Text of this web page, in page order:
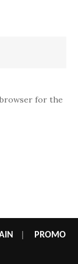
browser for the
PROMO